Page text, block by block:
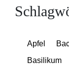
Apfel
Basilikum